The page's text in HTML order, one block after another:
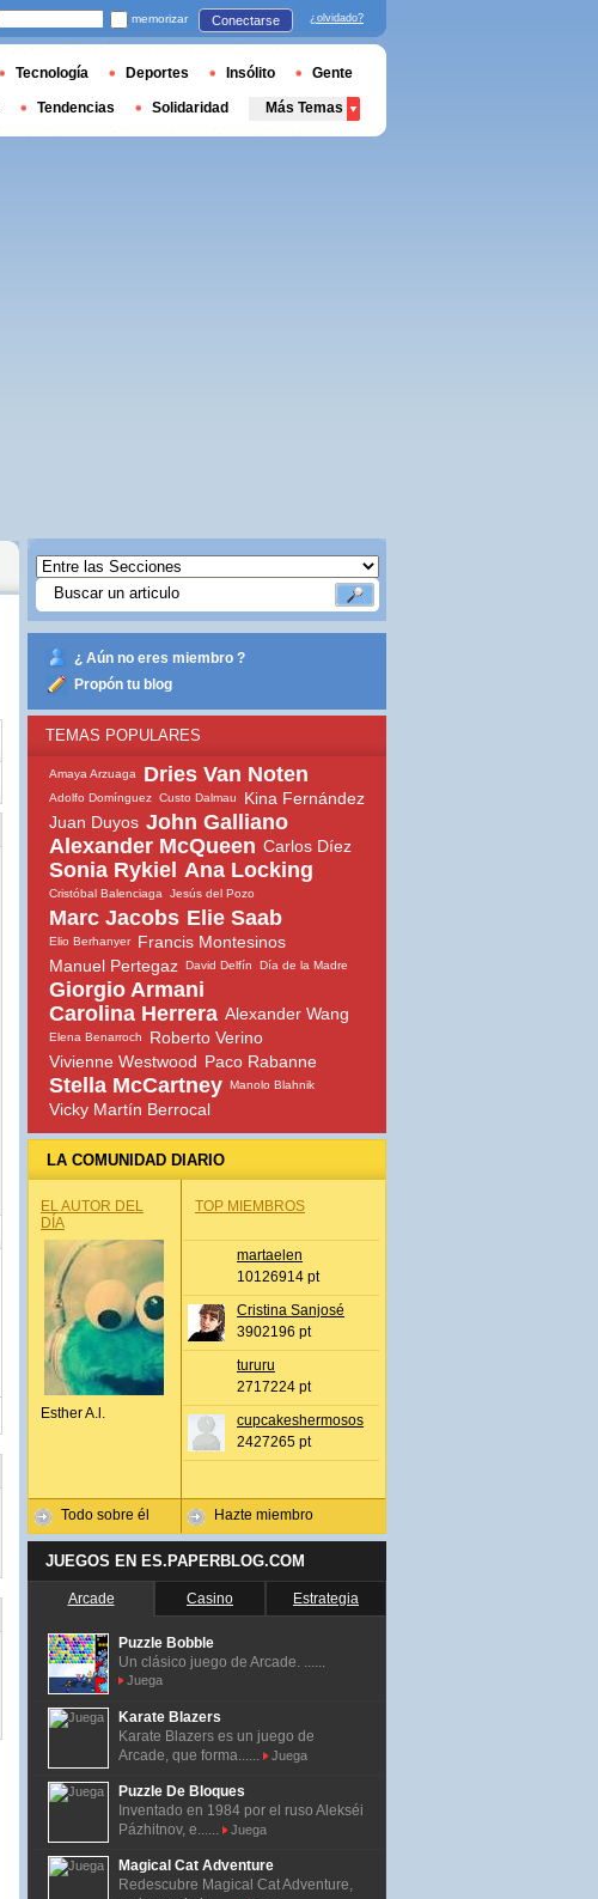
¿ Aún no eres miembro ?
Propón tu blog
TEMAS POPULARES
Amaya Arzuaga Dries Van Noten
Adolfo Domínguez Custo Dalmau
Kina Fernández
Juan Duyos John Galliano
Alexander McQueen Carlos Díez
Sonia Rykiel Ana Locking
Cristóbal Balenciaga Jesús del Pozo
Marc Jacobs Elie Saab
Elio Berhanyer
Francis Montesinos
Manuel Pertegaz David Delfín Día de la Madre
Giorgio Armani
Carolina Herrera Alexander Wang
Elena Benarroch
Roberto Verino
Vivienne Westwood Paco Rabanne
Stella McCartney Manolo Blahnik
Vicky Martín Berrocal
LA COMUNIDAD DIARIO
EL AUTOR DEL
DÍA
Esther A.l.
Todo sobre él
TOP MIEMBROS
martaelen
10126914 pt
Cristina Sanjosé
3902196 pt
tururu
2717224 pt
cupcakeshermosos
2427265 pt
Hazte miembro
JUEGOS EN ES.PAPERBLOG.COM
Arcade Casino Estrategia
Puzzle Bobble
Un clásico juego de Arcade. ......
Juega
Karate Blazers
Karate Blazers es un juego de
Arcade, que forma......
Juega
Puzzle De Bloques
Inventado en 1984 por el ruso Alekséi
Pázhitnov, e......
Juega
Magical Cat Adventure
Redescubre Magical Cat Adventure,
memorizar Conectarse ¿olvidado?
Tecnología Deportes Insólito Gente
Tendencias Solidaridad Más Temas